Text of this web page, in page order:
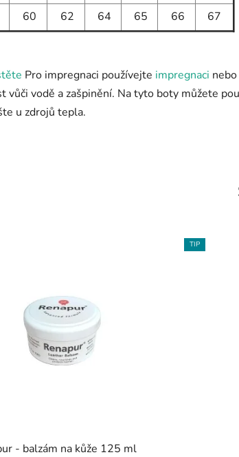
60 62 64 65 66 67
Pro impregnaci používejte impregnaci nebo
vůči vodě a zašpinění. Na tyto boty můžete
u zdrojů tepla.
- balzám na kůže 125 ml
TIP